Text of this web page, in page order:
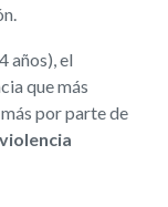
años), el
que más
por parte de
violencia